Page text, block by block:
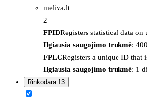
meliva.lt
2
FPIDRegisters statistical data
Ilgiausia saugojimo trukmė:
FPLCRegisters a unique ID that
Ilgiausia saugojimo trukmė: 1
Rinkodara 13